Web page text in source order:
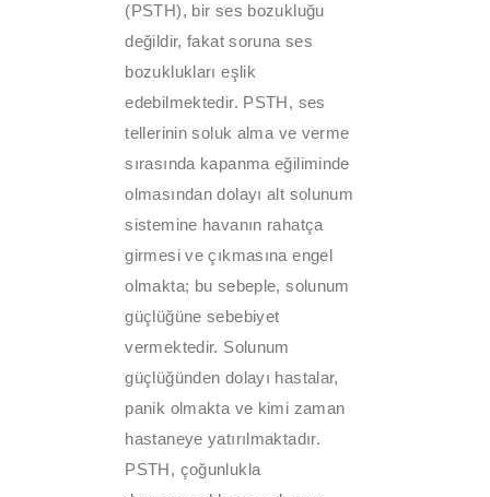
(PSTH), bir ses bozukluğu
değildir, fakat soruna ses
bozuklukları eşlik
edebilmektedir. PSTH, ses
tellerinin soluk alma ve verme
sırasında kapanma eğiliminde
olmasından dolayı alt solunum
sistemine havanın rahatça
girmesi ve çıkmasına engel
olmakta; bu sebeple, solunum
güçlüğüne sebebiyet
vermektedir. Solunum
güçlüğünden dolayı hastalar,
panik olmakta ve kimi zaman
hastaneye yatırılmaktadır.
PSTH, çoğunlukla